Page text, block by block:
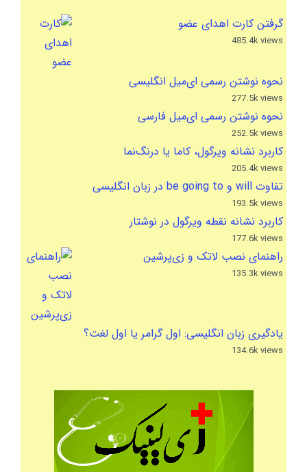
گرفتن کارت اهدای عضو
485.4k views
نحوه نوشتن رسمی ای‌میل انگلیسی
277.5k views
نحوه نوشتن رسمی ای‌میل فارسی
252.5k views
کاربرد نشانه ویرگول، کاما یا درنگ‌نما
205.4k views
تفاوت will و be going to در زبان انگلیسی
193.5k views
کاربرد نشانه نقطه ویرگول در نوشتار
177.6k views
راهنمای نصب لاتک و زی‌پرشین
135.3k views
یادگیری زبان انگلیسی: اول گرامر یا اول لغت؟
134.6k views